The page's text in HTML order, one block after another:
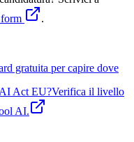
.
gratuita per capire dove
Act EU?Verifica il livello
AI.